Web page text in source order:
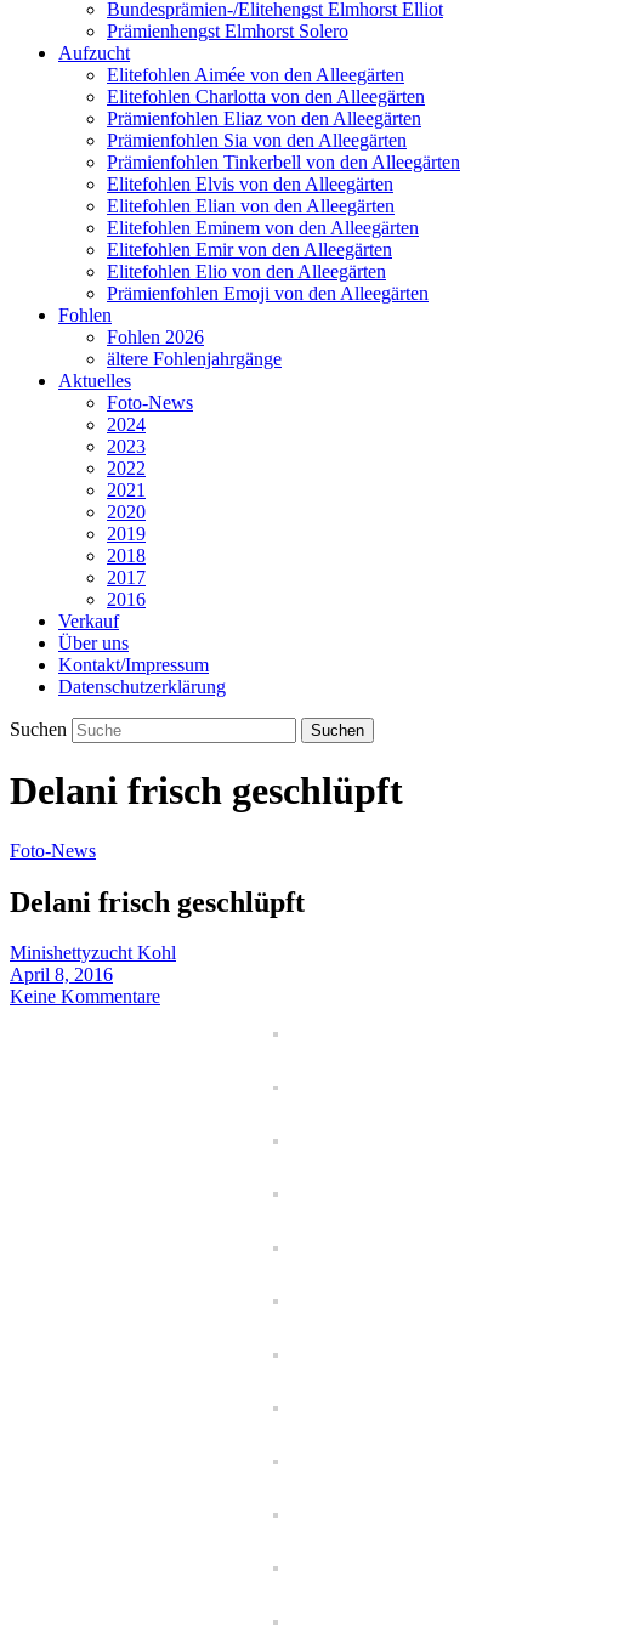
Bundesprämien-/Elitehengst Elmhorst Elliot
Prämienhengst Elmhorst Solero
Aufzucht
Elitefohlen Aimée von den Alleegärten
Elitefohlen Charlotta von den Alleegärten
Prämienfohlen Eliaz von den Alleegärten
Prämienfohlen Sia von den Alleegärten
Prämienfohlen Tinkerbell von den Alleegärten
Elitefohlen Elvis von den Alleegärten
Elitefohlen Elian von den Alleegärten
Elitefohlen Eminem von den Alleegärten
Elitefohlen Emir von den Alleegärten
Elitefohlen Elio von den Alleegärten
Prämienfohlen Emoji von den Alleegärten
Fohlen
Fohlen 2026
ältere Fohlenjahrgänge
Aktuelles
Foto-News
2024
2023
2022
2021
2020
2019
2018
2017
2016
Verkauf
Über uns
Kontakt/Impressum
Datenschutzerklärung
Suchen
Delani frisch geschlüpft
Foto-News
Delani frisch geschlüpft
Minishettyzucht Kohl
April 8, 2016
Keine Kommentare